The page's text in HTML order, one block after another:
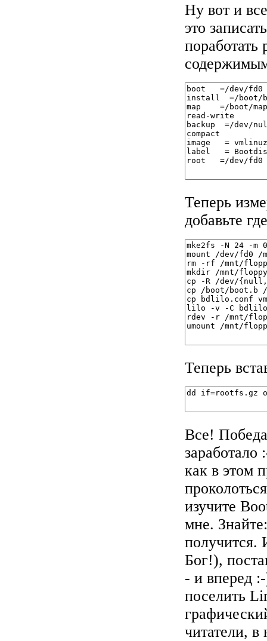
Ну вот и
это
Теперь
добавьте
Теперь
Все!
заработало
как в этом
изучите
мне.
получится.
Бог!),
- и вперед
поселить
читатели,